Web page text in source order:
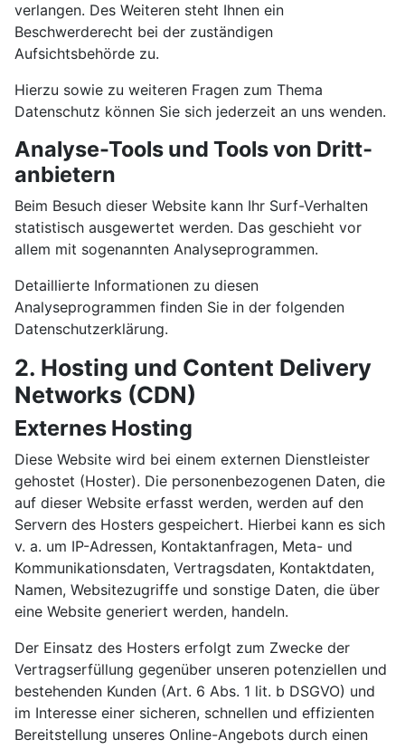
verlangen. Des Weiteren steht Ihnen ein
Beschwerderecht bei der zuständigen
Aufsichtsbehörde zu.
Hierzu sowie zu weiteren Fragen zum Thema
Datenschutz können Sie sich jederzeit an uns wenden.
Analyse-Tools und Tools von Dritt­
anbietern
Beim Besuch dieser Website kann Ihr Surf-Verhalten
statistisch ausgewertet werden. Das geschieht vor
allem mit sogenannten Analyseprogrammen.
Detaillierte Informationen zu diesen
Analyseprogrammen finden Sie in der folgenden
Datenschutzerklärung.
2. Hosting und Content Delivery
Networks (CDN)
Externes Hosting
Diese Website wird bei einem externen Dienstleister
gehostet (Hoster). Die personenbezogenen Daten, die
auf dieser Website erfasst werden, werden auf den
Servern des Hosters gespeichert. Hierbei kann es sich
v. a. um IP-Adressen, Kontaktanfragen, Meta- und
Kommunikationsdaten, Vertragsdaten, Kontaktdaten,
Namen, Websitezugriffe und sonstige Daten, die über
eine Website generiert werden, handeln.
Der Einsatz des Hosters erfolgt zum Zwecke der
Vertragserfüllung gegenüber unseren potenziellen und
bestehenden Kunden (Art. 6 Abs. 1 lit. b DSGVO) und
im Interesse einer sicheren, schnellen und effizienten
Bereitstellung unseres Online-Angebots durch einen